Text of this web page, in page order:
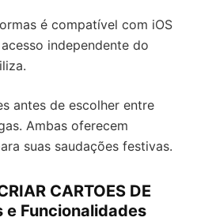
é compatível com iOS
independente do
antes de escolher entre
Ambas oferecem
suas saudações festivas.
CARTOES DE
e Funcionalidades